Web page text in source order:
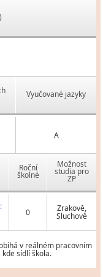
Vyučované jazyky
A
Roční
školné
Možnost
studia pro
ZP
0 Zrakově,
Sluchově
v reálném pracovním
sídlí škola.